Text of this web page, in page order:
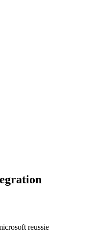
reussie